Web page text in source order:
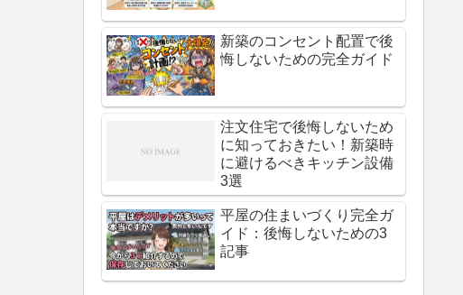
新築のコンセント配置で後
悔しないための完全ガイド
注文住宅で後悔しないため
に知っておきたい！新築時
に避けるべきキッチン設備
3選
平屋の住まいづくり完全ガ
イド：後悔しないための3
記事